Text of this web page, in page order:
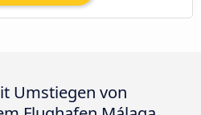
Umstiegen von